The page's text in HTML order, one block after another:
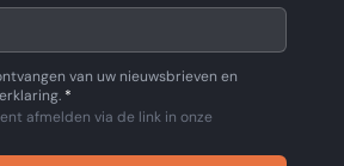
van uw nieuwsbrieven en
*
afmelden via de link in onze